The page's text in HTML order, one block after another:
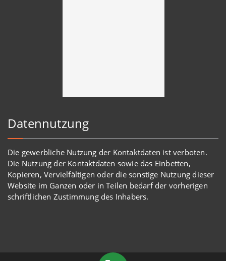
Datennutzung
Die gewerbliche Nutzung der Kontaktdaten ist verboten.
Die Nutzung der Kontaktdaten sowie das Einbetten,
Kopieren, Vervielfältigen oder die sonstige Nutzung dieser
Website im Ganzen oder in Teilen bedarf der vorherigen
schriftlichen Zustimmung des Inhabers.